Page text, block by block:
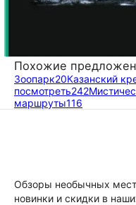
Похожие
Зоопарк20Казанский
посмотреть242
маршруты116
Обзоры необычных
новинки и скидки в